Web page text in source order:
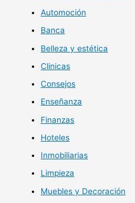
Automoción
Banca
Belleza y estética
Clinicas
Consejos
Enseñanza
Finanzas
Hoteles
Inmobiliarias
Limpieza
Muebles y Decoración